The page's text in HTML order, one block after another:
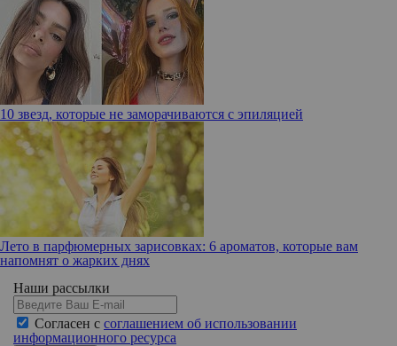
10 звезд, которые не заморачиваются с эпиляцией
Лето в парфюмерных зарисовках: 6 ароматов, которые вам
напомнят о жарких днях
Наши рассылки
Согласен с соглашением об использовании
информационного ресурса